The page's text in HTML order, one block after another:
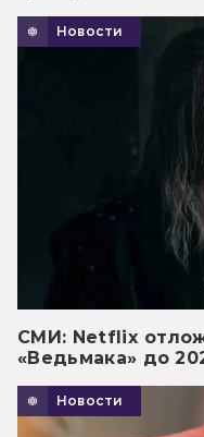
Новости
СМИ: Netflix
«Ведьмака» до
Новости